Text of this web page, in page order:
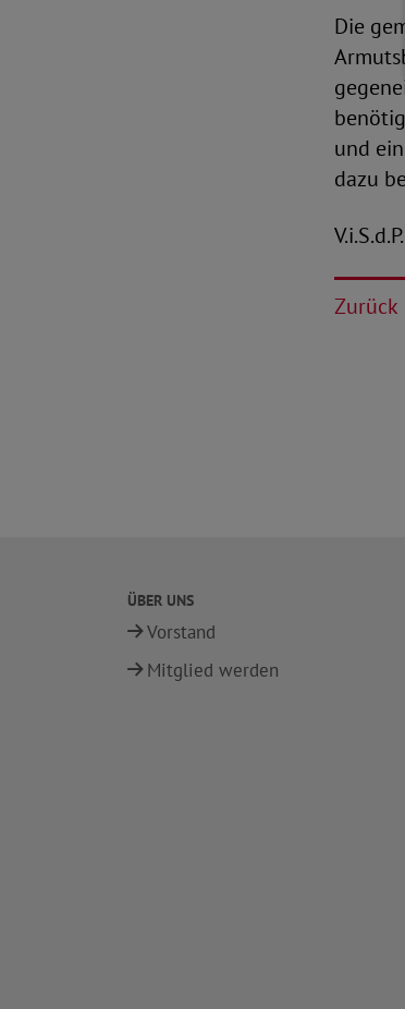
Die
und
dazu
Zurück
ÜBER UNS
Vorstand
Mitglied werden